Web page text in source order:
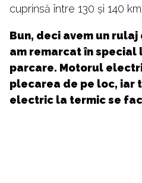
cuprinsă între 130 și 140
Bun, deci avem un
am remarcat în special
parcare. Motorul
plecarea de pe loc, iar
electric la termic se